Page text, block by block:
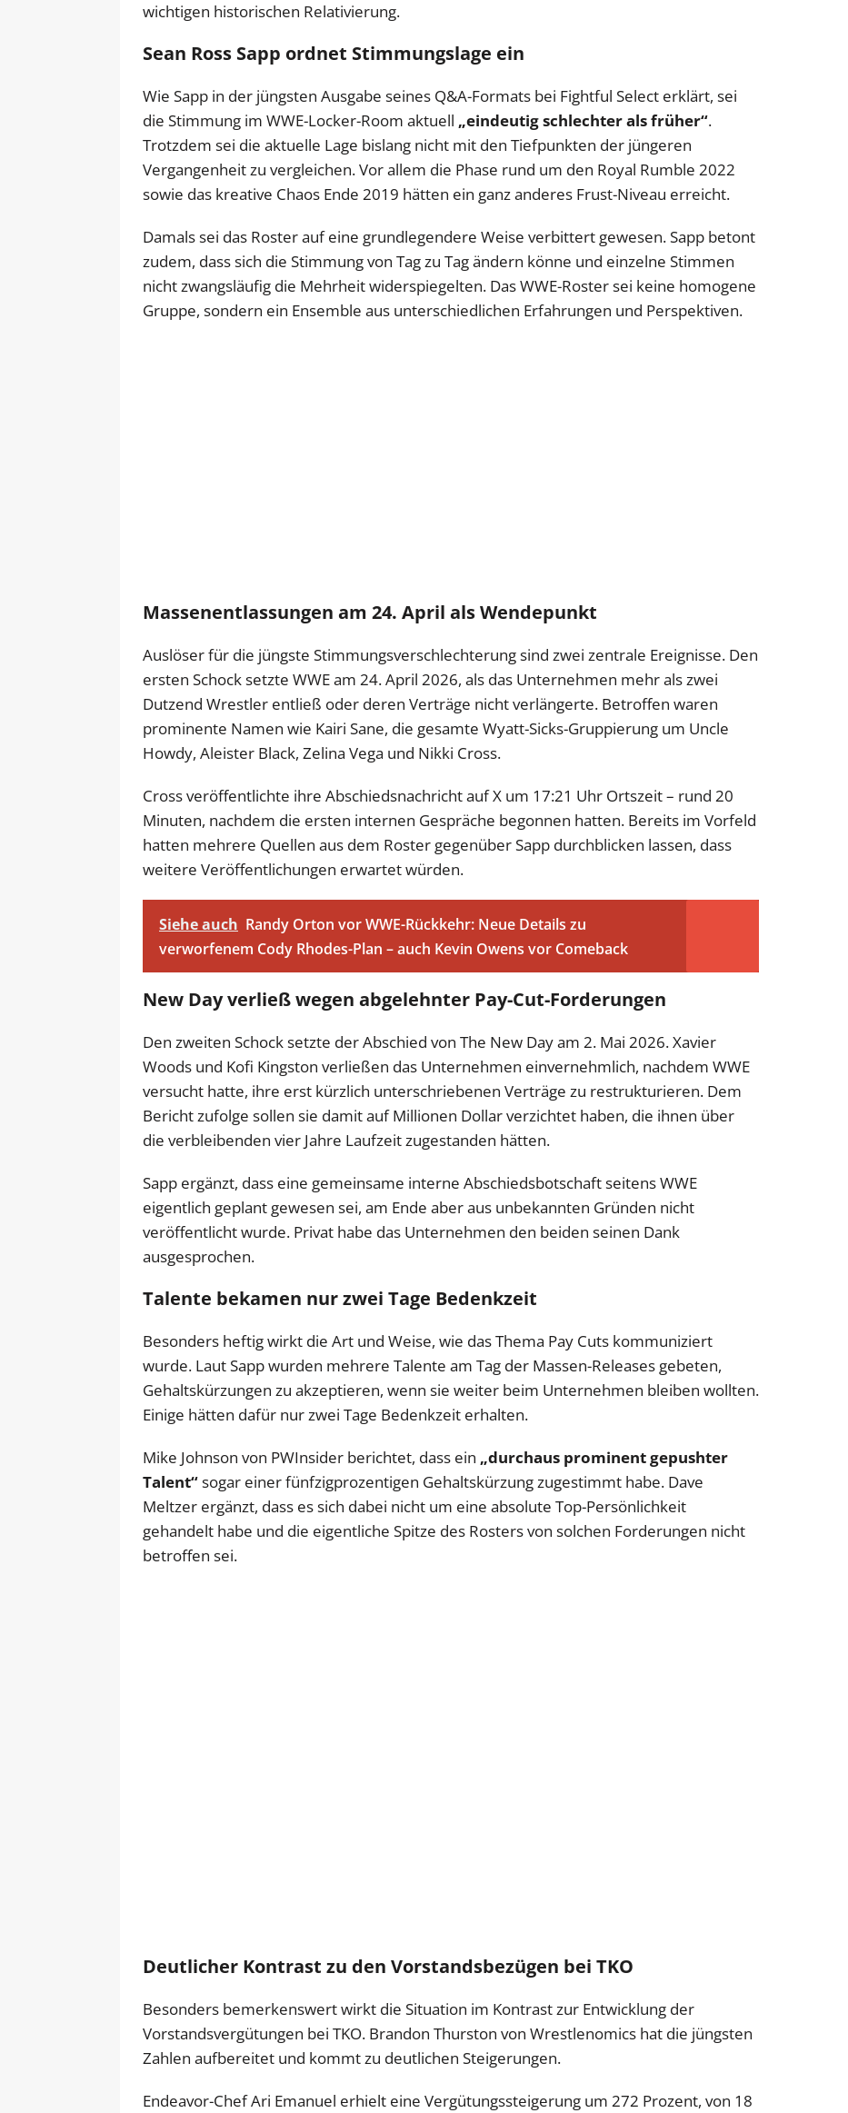
wichtigen historischen Relativierung.
Sean Ross Sapp ordnet Stimmungslage ein
Wie Sapp in der jüngsten Ausgabe seines Q&A-Formats bei Fightful Select erklärt, sei
die Stimmung im WWE-Locker-Room aktuell „eindeutig schlechter als früher“.
Trotzdem sei die aktuelle Lage bislang nicht mit den Tiefpunkten der jüngeren
Vergangenheit zu vergleichen. Vor allem die Phase rund um den Royal Rumble 2022
sowie das kreative Chaos Ende 2019 hätten ein ganz anderes Frust-Niveau erreicht.
Damals sei das Roster auf eine grundlegendere Weise verbittert gewesen. Sapp betont
zudem, dass sich die Stimmung von Tag zu Tag ändern könne und einzelne Stimmen
nicht zwangsläufig die Mehrheit widerspiegelten. Das WWE-Roster sei keine homogene
Gruppe, sondern ein Ensemble aus unterschiedlichen Erfahrungen und Perspektiven.
Massenentlassungen am 24. April als Wendepunkt
Auslöser für die jüngste Stimmungsverschlechterung sind zwei zentrale Ereignisse. Den
ersten Schock setzte WWE am 24. April 2026, als das Unternehmen mehr als zwei
Dutzend Wrestler entließ oder deren Verträge nicht verlängerte. Betroffen waren
prominente Namen wie Kairi Sane, die gesamte Wyatt-Sicks-Gruppierung um Uncle
Howdy, Aleister Black, Zelina Vega und Nikki Cross.
Cross veröffentlichte ihre Abschiedsnachricht auf X um 17:21 Uhr Ortszeit – rund 20
Minuten, nachdem die ersten internen Gespräche begonnen hatten. Bereits im Vorfeld
hatten mehrere Quellen aus dem Roster gegenüber Sapp durchblicken lassen, dass
weitere Veröffentlichungen erwartet würden.
Siehe auch Randy Orton vor WWE-Rückkehr: Neue Details zu
verworfenem Cody Rhodes-Plan – auch Kevin Owens vor Comeback
New Day verließ wegen abgelehnter Pay-Cut-Forderungen
Den zweiten Schock setzte der Abschied von The New Day am 2. Mai 2026. Xavier
Woods und Kofi Kingston verließen das Unternehmen einvernehmlich, nachdem WWE
versucht hatte, ihre erst kürzlich unterschriebenen Verträge zu restrukturieren. Dem
Bericht zufolge sollen sie damit auf Millionen Dollar verzichtet haben, die ihnen über
die verbleibenden vier Jahre Laufzeit zugestanden hätten.
Sapp ergänzt, dass eine gemeinsame interne Abschiedsbotschaft seitens WWE
eigentlich geplant gewesen sei, am Ende aber aus unbekannten Gründen nicht
veröffentlicht wurde. Privat habe das Unternehmen den beiden seinen Dank
ausgesprochen.
Talente bekamen nur zwei Tage Bedenkzeit
Besonders heftig wirkt die Art und Weise, wie das Thema Pay Cuts kommuniziert
wurde. Laut Sapp wurden mehrere Talente am Tag der Massen-Releases gebeten,
Gehaltskürzungen zu akzeptieren, wenn sie weiter beim Unternehmen bleiben wollten.
Einige hätten dafür nur zwei Tage Bedenkzeit erhalten.
Mike Johnson von PWInsider berichtet, dass ein „durchaus prominent gepushter
Talent“sogar einer fünfzigprozentigen Gehaltskürzung zugestimmt habe. Dave
Meltzer ergänzt, dass es sich dabei nicht um eine absolute Top-Persönlichkeit
gehandelt habe und die eigentliche Spitze des Rosters von solchen Forderungen nicht
betroffen sei.
Deutlicher Kontrast zu den Vorstandsbezügen bei TKO
Besonders bemerkenswert wirkt die Situation im Kontrast zur Entwicklung der
Vorstandsvergütungen bei TKO. Brandon Thurston von Wrestlenomics hat die jüngsten
Zahlen aufbereitet und kommt zu deutlichen Steigerungen.
Endeavor-Chef Ari Emanuel erhielt eine Vergütungssteigerung um 272 Prozent, von 18